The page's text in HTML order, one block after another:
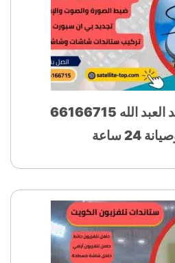
فني ستلايت سعد العبد الله 66166715
24 ساعة